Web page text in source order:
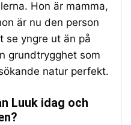
Hon är mamma,
är nu den person
se yngre ut än på
grundtrygghet som
natur perfekt.
Luuk idag och